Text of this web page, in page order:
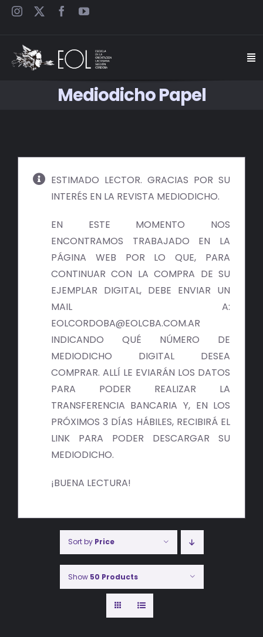
Saltar
JORNADAS
MEDIODICHO
ACTUALIDAD
CONTACTO
Mediodicho Papel
ESTIMADO LECTOR. GRACIAS POR SU
INTERÉS EN LA REVISTA MEDIODICHO.
EN ESTE MOMENTO NOS
ENCONTRAMOS TRABAJADO EN LA
PÁGINA WEB POR LO QUE, PARA
CONTINUAR CON LA COMPRA DE SU
EJEMPLAR DIGITAL, DEBE ENVIAR UN
MAIL A:
EOLCORDOBA@EOLCBA.COM.AR
INDICANDO QUÉ NÚMERO DE
MEDIODICHO DIGITAL DESEA
COMPRAR. ALLÍ LE EVIARÁN LOS DATOS
PARA PODER REALIZAR LA
TRANSFERENCIA BANCARIA Y, EN LOS
PRÓXIMOS 3 DÍAS HÁBILES, RECIBIRÁ EL
LINK PARA PODER DESCARGAR SU
MEDIODICHO.
¡BUENA LECTURA!
Sort by Price
Show 50 Products